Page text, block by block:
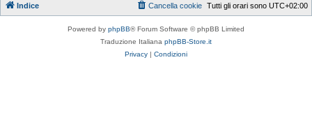
Indice Tutti gli orari sono UTC+02:00
Cancella cookie
Powered by phpBB® Forum Software © phpBB Limited
Traduzione Italiana phpBB-Store.it
Privacy | Condizioni